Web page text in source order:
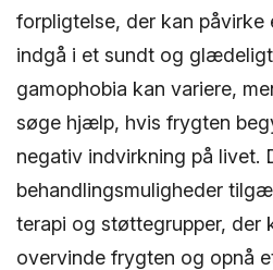
forpligtelse, der kan påvirke
indgå i et sundt og
gamophobia kan variere,
søge hjælp, hvis frygten
negativ indvirkning på livet.
behandlingsmuligheder
terapi og støttegrupper, der
overvinde frygten og opnå